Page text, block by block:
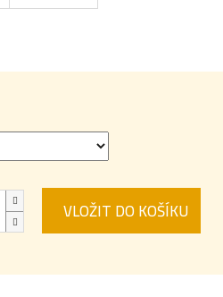
VLOŽIT DO KOŠÍKU